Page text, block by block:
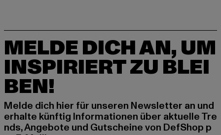
MELDE DICH AN, UM
INSPIRIERT ZU BLEI
BEN!
Melde dich hier für unseren Newsletter an und
erhalte künftig Informationen über aktuelle Tre
nds, Angebote und Gutscheine von DefShop p